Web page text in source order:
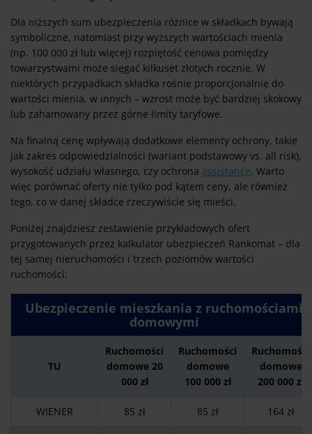
Dla niższych sum ubezpieczenia różnice w składkach bywają
symboliczne, natomiast przy wyższych wartościach mienia
(np. 100 000 zł lub więcej) rozpiętość cenowa pomiędzy
towarzystwami może sięgać kilkuset złotych rocznie. W
niektórych przypadkach składka rośnie proporcjonalnie do
wartości mienia, w innych – wzrost może być bardziej skokowy
lub zahamowany przez górne limity taryfowe.
Na finalną cenę wpływają dodatkowe elementy ochrony, takie
jak zakres odpowiedzialności (wariant podstawowy vs. all risk),
wysokość udziału własnego, czy ochrona assistance. Warto
więc porównać oferty nie tylko pod kątem ceny, ale również
tego, co w danej składce rzeczywiście się mieści.
Poniżej znajdziesz zestawienie przykładowych ofert
przygotowanych przez kalkulator ubezpieczeń Rankomat – dla
tej samej nieruchomości i trzech poziomów wartości
ruchomości:
Ubezpieczenie mieszkania z ruchomościami
domowymi
TU
Ruchomości
domowe 20
000 zł
Ruchomości
domowe
100 000 zł
Ruchomości
domowe
200 000 zł
WIENER 85 zł 85 zł 164 zł